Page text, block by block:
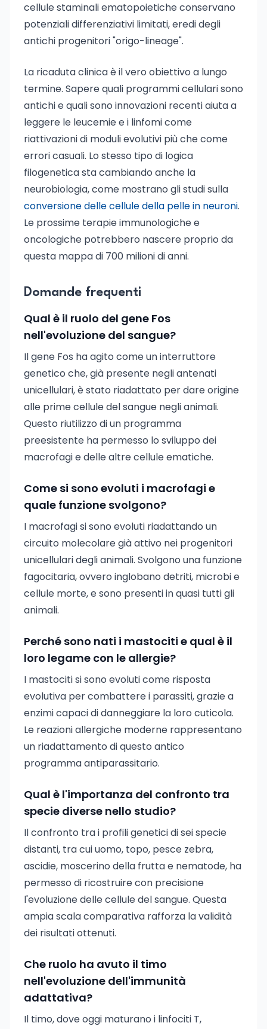
cellule staminali ematopoietiche conservano
potenziali differenziativi limitati, eredi degli
antichi progenitori "origo-lineage".
La ricaduta clinica è il vero obiettivo a lungo
termine. Sapere quali programmi cellulari sono
antichi e quali sono innovazioni recenti aiuta a
leggere le leucemie e i linfomi come
riattivazioni di moduli evolutivi più che come
errori casuali. Lo stesso tipo di logica
filogenetica sta cambiando anche la
neurobiologia, come mostrano gli studi sulla
conversione delle cellule della pelle in neuroni.
Le prossime terapie immunologiche e
oncologiche potrebbero nascere proprio da
questa mappa di 700 milioni di anni.
Domande frequenti
Qual è il ruolo del gene Fos
nell'evoluzione del sangue?
Il gene Fos ha agito come un interruttore
genetico che, già presente negli antenati
unicellulari, è stato riadattato per dare origine
alle prime cellule del sangue negli animali.
Questo riutilizzo di un programma
preesistente ha permesso lo sviluppo dei
macrofagi e delle altre cellule ematiche.
Come si sono evoluti i macrofagi e
quale funzione svolgono?
I macrofagi si sono evoluti riadattando un
circuito molecolare già attivo nei progenitori
unicellulari degli animali. Svolgono una funzione
fagocitaria, ovvero inglobano detriti, microbi e
cellule morte, e sono presenti in quasi tutti gli
animali.
Perché sono nati i mastociti e qual è il
loro legame con le allergie?
I mastociti si sono evoluti come risposta
evolutiva per combattere i parassiti, grazie a
enzimi capaci di danneggiare la loro cuticola.
Le reazioni allergiche moderne rappresentano
un riadattamento di questo antico
programma antiparassitario.
Qual è l'importanza del confronto tra
specie diverse nello studio?
Il confronto tra i profili genetici di sei specie
distanti, tra cui uomo, topo, pesce zebra,
ascidie, moscerino della frutta e nematode, ha
permesso di ricostruire con precisione
l'evoluzione delle cellule del sangue. Questa
ampia scala comparativa rafforza la validità
dei risultati ottenuti.
Che ruolo ha avuto il timo
nell'evoluzione dell'immunità
adattativa?
Il timo, dove oggi maturano i linfociti T,